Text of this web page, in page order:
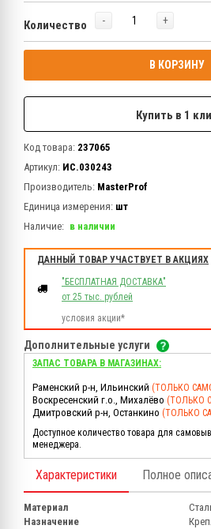
Количество - +
В КОРЗИНУ
Купить в 1
Код товара: 237065
Артикул: ИС.030243
Производитель: MasterProf
Единица измерения: шт
Наличие: в наличии
ДАННЫЙ ТОВАР УЧАСТВУЕТ В АКЦИЯХ
"БЕСПЛАТНАЯ ДОСТАВКА"
от 25 тыс. рублей
условия акции*
Дополнительные услуги
ЗАПАС ТОВАРА В МАГАЗИНАХ:
Раменский р-н, Ильинский (ТОЛЬКО
Воскресенский г.о., Михалёво (ТОЛЬКО
Дмитровский р-н, Останкино (ТОЛЬКО
Доступное количество товара для
менеджера.
Характеристики Полное
Материал
Назначение